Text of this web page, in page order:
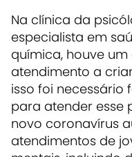
Na clínica da
especialista em
química, houve
atendimento a
isso foi
para atender esse
novo coronavírus
atendimentos de